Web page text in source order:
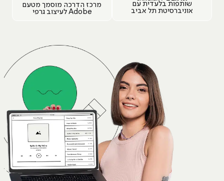
שותפות בלעדית עם
אוניברסיטת תל אביב
מרכז הדרכה מוסמך מטעם
Adobe לעיצוב גרפי